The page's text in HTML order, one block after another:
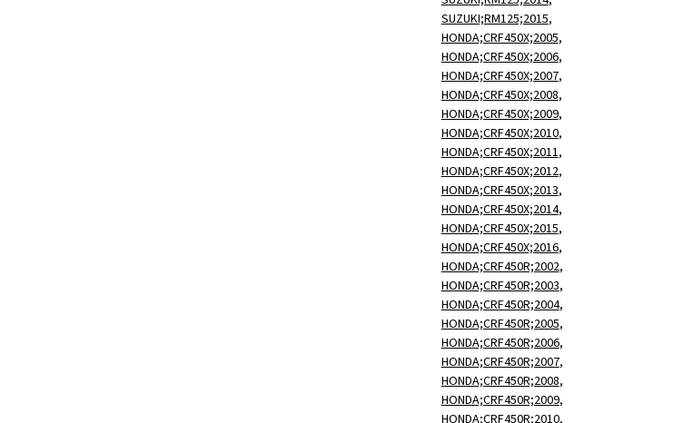
SUZUKI;RM125;2015,
HONDA;CRF450X;2005,
HONDA;CRF450X;2006,
HONDA;CRF450X;2007,
HONDA;CRF450X;2008,
HONDA;CRF450X;2009,
HONDA;CRF450X;2010,
HONDA;CRF450X;2011,
HONDA;CRF450X;2012,
HONDA;CRF450X;2013,
HONDA;CRF450X;2014,
HONDA;CRF450X;2015,
HONDA;CRF450X;2016,
HONDA;CRF450R;2002,
HONDA;CRF450R;2003,
HONDA;CRF450R;2004,
HONDA;CRF450R;2005,
HONDA;CRF450R;2006,
HONDA;CRF450R;2007,
HONDA;CRF450R;2008,
HONDA;CRF450R;2009,